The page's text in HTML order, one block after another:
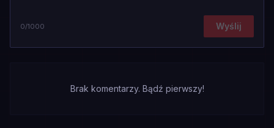
0/1000 Wyślij
Brak komentarzy. Bądź pierwszy!